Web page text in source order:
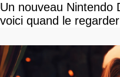
Un nouveau Nintendo
voici quand le regarder